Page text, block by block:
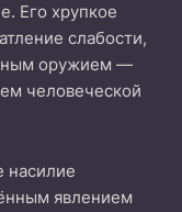
Его хрупкое
слабости,
оружием —
человеческой
насилие
явлением